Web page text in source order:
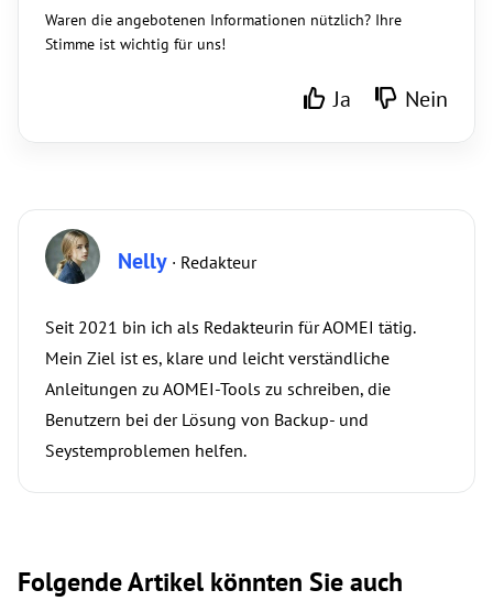
Waren die angebotenen Informationen nützlich? Ihre
Stimme ist wichtig für uns!
Ja Nein
Nelly · Redakteur
Seit 2021 bin ich als Redakteurin für AOMEI tätig.
Mein Ziel ist es, klare und leicht verständliche
Anleitungen zu AOMEI-Tools zu schreiben, die
Benutzern bei der Lösung von Backup- und
Seystemproblemen helfen.
Folgende Artikel könnten Sie auch